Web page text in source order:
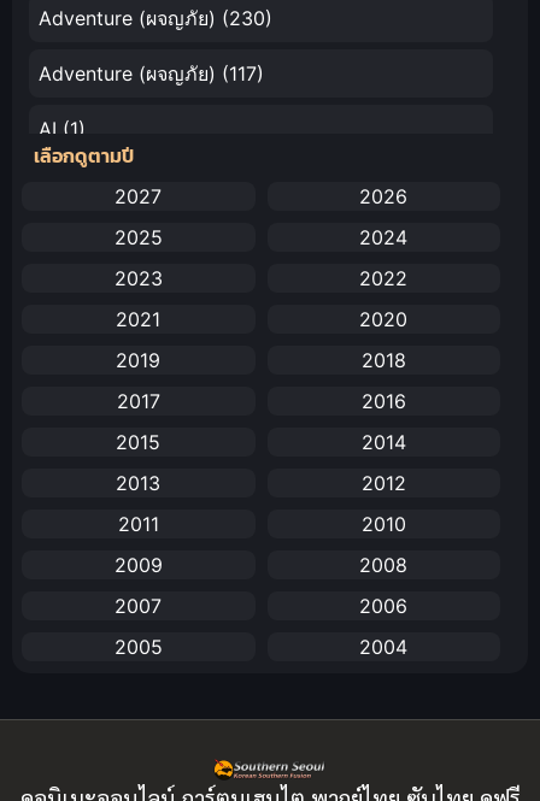
Adventure (ผจญภัย) (230)
Adventure (ผจญภัย) (117)
AI (1)
Amazon Prime
Anal (ประตูหลัง)
(732)
Animation การ์ตูน
Animation อนิเมะ
Animation แอนิเมชั่น
(25)
BBC (1)
เลือกดูตามปี
2027
2026
2025
2024
2023
2022
2021
2020
2019
2018
2017
2016
2015
2014
2013
2012
2011
2010
2009
2008
2007
2006
2005
2004
2001
2000